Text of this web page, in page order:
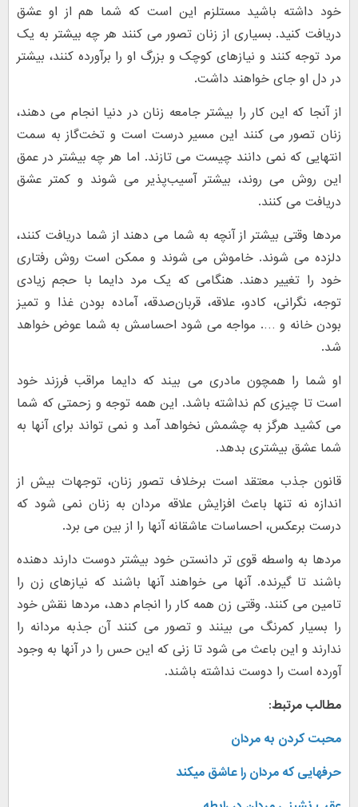
خود داشته باشید مستلزم این است که شما هم از او عشق
دریافت کنید. بسیاری از زنان تصور می کنند هر چه بیشتر به یک
مرد توجه کنند و نیازهای کوچک و بزرگ او را برآورده کنند، بیشتر
در دل او جای خواهند داشت.
از آنجا که این کار را بیشتر جامعه زنان در دنیا انجام می دهند،
زنان تصور می کنند این مسیر درست است و تخت‌گاز به سمت
انتهایی که نمی دانند چیست می تازند. اما هر چه بیشتر در عمق
این روش می روند، بیشتر آسیب‌پذیر می شوند و کمتر عشق
دریافت می کنند.
مردها وقتی بیشتر از آنچه به شما می دهند از شما دریافت کنند،
دلزده می شوند. خاموش می شوند و ممکن است روش رفتاری
خود را تغییر دهند. هنگامی که یک مرد دایما با حجم زیادی
توجه، نگرانی، کادو، علاقه، قربان‌صدقه، آماده بودن غذا و تمیز
بودن خانه و …. مواجه می شود احساسش به شما عوض خواهد
شد.
او شما را همچون مادری می بیند که دایما مراقب فرزند خود
است تا چیزی کم نداشته باشد. این همه توجه و زحمتی که شما
می کشید هرگز به چشمش نخواهد آمد و نمی تواند برای آنها به
شما عشق بیشتری بدهد.
قانون جذب معتقد است برخلاف تصور زنان، توجهات بیش از
اندازه نه تنها باعث افزایش علاقه مردان به زنان نمی شود که
درست برعکس، احساسات عاشقانه آنها را از بین می برد.
مردها به واسطه قوی تر دانستن خود بیشتر دوست دارند دهنده
باشند تا گیرنده. آنها می خواهند آنها باشند که نیازهای زن را
تامین می کنند. وقتی زن همه کار را انجام دهد، مردها نقش خود
را بسیار کمرنگ می بینند و تصور می کنند آن جذبه مردانه را
ندارند و این باعث می شود تا زنی که این حس را در آنها به وجود
آورده است را دوست نداشته باشند.
مطالب مرتبط:
محبت کردن به مردان
حرفهایی که مردان را عاشق میکند